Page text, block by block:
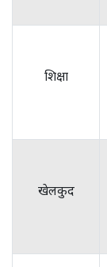
शिक्षा
खेलकुद